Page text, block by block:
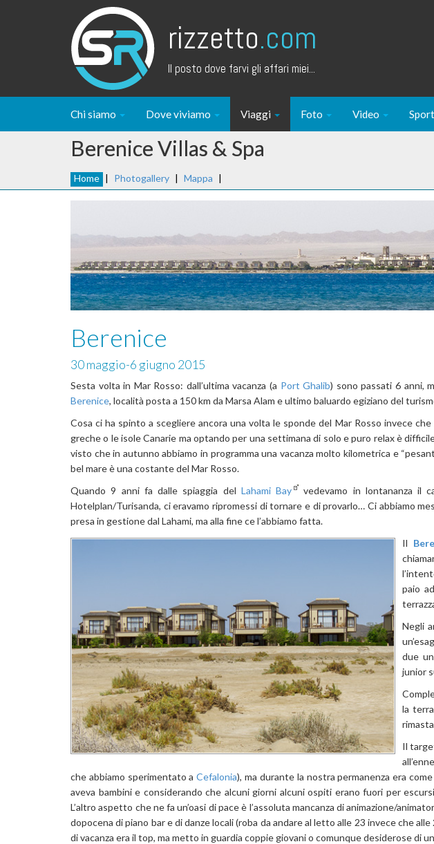
rizzetto.com
Il posto dove farvi gli affari miei...
Chi siamo Dove viviamo Viaggi Foto Video Sport
Berenice Villas & Spa
Home | Photogallery | Mappa |
Berenice
30 maggio-6 giugno 2015
Sesta volta in Mar Rosso: dall’ultima vacanza (a Port Ghalib) sono passati 6 anni,
Berenice, località posta a 150 km da Marsa Alam e ultimo baluardo egiziano del
Cosa ci ha spinto a scegliere ancora una volta le sponde del Mar Rosso invece
greche o le isole Canarie ma optando per una settimana di solo e puro relax è
visto che in autunno abbiamo in programma una vacanza molto kilometrica e
bel mare è una costante del Mar Rosso.
Quando 9 anni fa dalle spiaggia del Lahami Bay
vedevamo in lontananza il
Hotelplan/Turisanda, ci eravamo ripromessi di tornare e di provarlo… Ci abbiamo
presa in gestione dal Lahami, ma alla fine ce l’abbiamo fatta.
Il
paio
Negli
due
junior
la
Il
che abbiamo sperimentato aCefalonia), ma durante la nostra permanenza era
aveva bambini e considerando che alcuni giorni alcuni ospiti erano fuori per
L’altro aspetto che ne fa un’oasi di pace è l’assoluta mancanza di animazione/
dopocena di piano bar e di danze locali (roba da andare al letto alle 23 invece che
di vacanza era il top, ma metto in guardia coppie giovani o comunque desiderose di